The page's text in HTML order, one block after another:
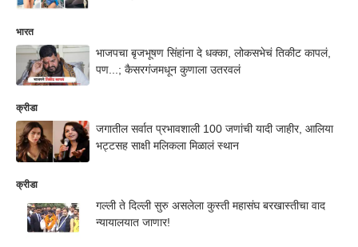
भारत
भाजपचा बृजभूषण सिंहांना दे धक्का, लोकसभेचं तिकीट कापलं,
पण...; कैसरगंजमधून कुणाला उतरवलं
क्रीडा
जगातील सर्वात प्रभावशाली 100 जणांची यादी जाहीर, आलिया
भट्टसह साक्षी मलिकला मिळालं स्थान
क्रीडा
गल्ली ते दिल्ली सुरु असलेला कुस्ती महासंघ बरखास्तीचा वाद
न्यायालयात जाणार!